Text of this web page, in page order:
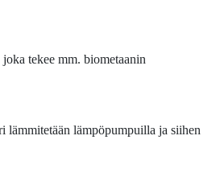
tekee mm. biometaanin
lämmitetään lämpöpumpuilla ja siihen